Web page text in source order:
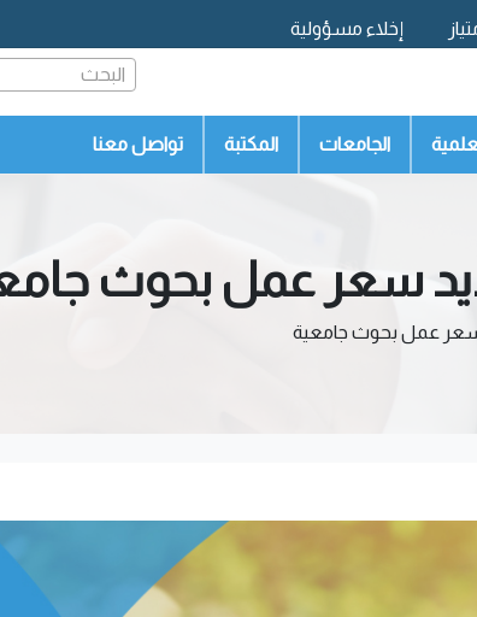
إخلاء مسؤولية
البحث
الجامعات المكتبة تواصل معنا
سعر عمل بحوث
سعر عمل بحوث جامعية